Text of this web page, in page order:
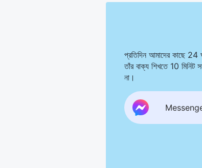
প্রতিদিন আমাদের কাছে 24
তাঁর বাক্য শিখতে 10
না।